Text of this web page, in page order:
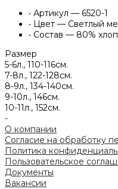
• Артикул — 6520-1
• Цвет — Светлый
• Состав — 80%
Размер
5-6л., 110-116см.
7-8л., 122-128см.
8-9л., 134-140см.
9-10л., 146см.
10-11л., 152см.
-
О компании
Согласие на обработку
Политика
Пользовательское
Документы
Вакансии